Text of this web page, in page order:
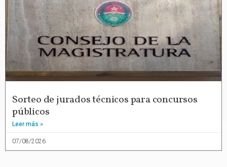
Sorteo de jurados técnicos para concursos
públicos
Leer más »
07/08/2026